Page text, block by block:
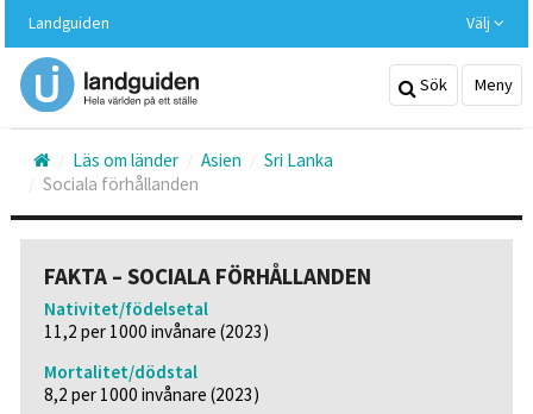
huvudinnehållet
Landguiden Välj
Sök Meny
Läs om länder Asien
Sri Lanka
Sociala förhållanden
FAKTA – SOCIALA FÖRHÅLLANDEN
Nativitet/födelsetal
11,2 per 1000 invånare (2023)
Mortalitet/dödstal
8,2 per 1000 invånare (2023)